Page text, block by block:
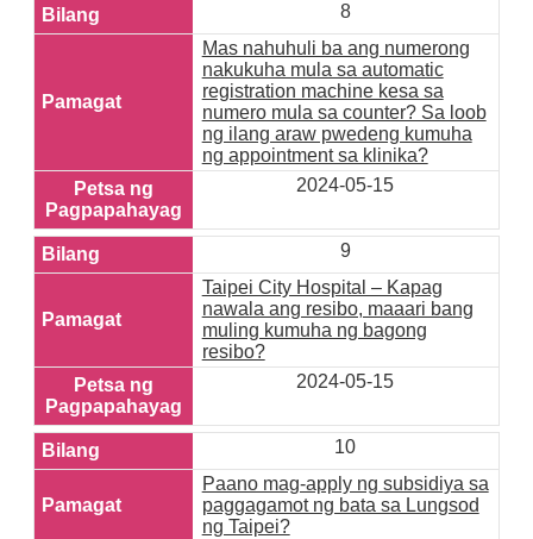
8
Mas nahuhuli ba ang numerong
nakukuha mula sa automatic
registration machine kesa sa
numero mula sa counter? Sa loob
ng ilang araw pwedeng kumuha
ng appointment sa klinika?
2024-05-15
9
Taipei City Hospital – Kapag
nawala ang resibo, maaari bang
muling kumuha ng bagong
resibo?
2024-05-15
10
Paano mag-apply ng subsidiya sa
paggagamot ng bata sa Lungsod
ng Taipei?